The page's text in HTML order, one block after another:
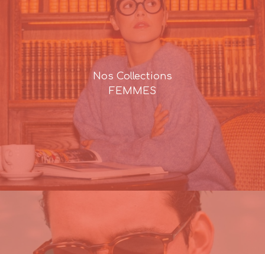
Nos Collections
FEMMES